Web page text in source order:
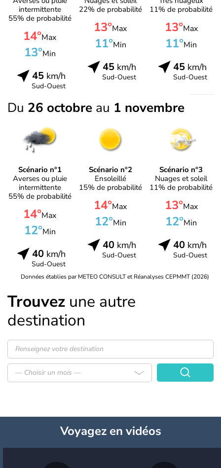
intermittente
55% de probabilité
14°Max
13°Min
45km/h
Sud-Ouest
22% de probabilité
13°Max
11°Min
45km/h
Sud-Ouest
11% de probabilité
13°Max
11°Min
45 km/h
Sud-Ouest
Du 26 octobre au 1 novembre
Scénario n°1
Averses ou pluie
intermittente
55% de probabilité
14°Max
12°Min
40km/h
Sud-Ouest
Scénario n°2
Ensoleillé
15% de probabilité
14°Max
12°Min
40km/h
Sud-Ouest
Scénario n°3
Nuages et soleil
11% de probabilité
13°Max
12°Min
40 km/h
Sud-Ouest
Données établies par METEO CONSULT et Réanalyses CEPMMT (2026)
Trouvez une autre
destination
— Choisir un mois —
Voyagezen vidéos